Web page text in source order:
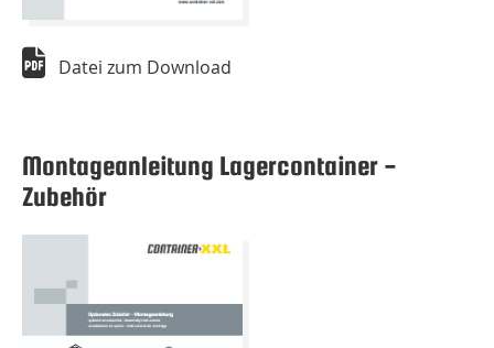
Datei zum Download
Montageanleitung Lagercontainer -
Zubehör